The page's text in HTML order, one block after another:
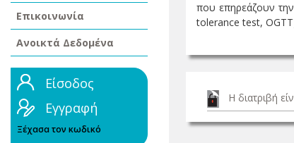
Επικοινωνία
Ανοικτά Δεδομένα
Είσοδος
Εγγραφή
Ξέχασα τον κωδικό
που επηρεάζουν
tolerance test,
Η διατριβή